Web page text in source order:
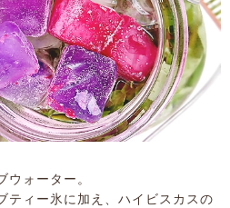
ォーター。
ティー氷に加え、ハイビスカスの